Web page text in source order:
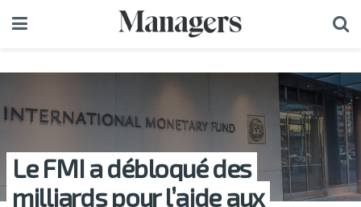
Le FMI a débloqué des
milliards pour l’aide aux